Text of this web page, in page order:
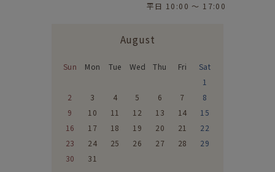
平日 10:00 〜 17:00
August
Sun Mon Tue Wed Thu Fri
Sat
1
2
3 4 5 6 7
8
9
10 11 12 13 14
15
16
17 18 19 20 21
22
23
24 25 26 27 28
29
30
31